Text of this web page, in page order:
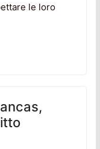
le loro